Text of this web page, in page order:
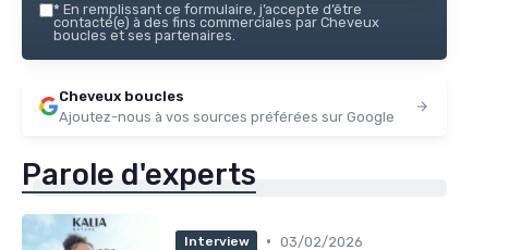
* En remplissant ce formulaire, j’accepte d’être
contacté(e) à des fins commerciales par Cheveux
boucles et ses partenaires.
Cheveux boucles
Ajoutez-nous à vos sources préférées sur Google
Parole d'experts
Interview • 03/02/2026